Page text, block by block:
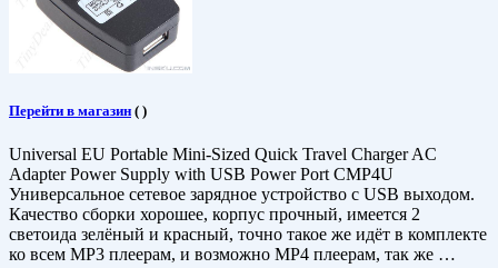
Перейти в магазин ( )
Universal EU Portable Mini-Sized Quick Travel Charger AC
Adapter Power Supply with USB Power Port CMP4U
Универсальное сетевое зарядное устройство с USB выходом.
Качество сборки хорошее, корпус прочный, имеется 2
светоида зелёный и красный, точно такое же идёт в комплекте
ко всем MP3 плеерам, и возможно MP4 плеерам, так же …